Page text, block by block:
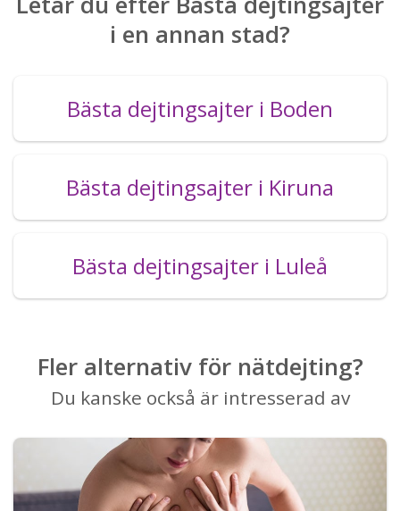
i en annan stad?
Bästa dejtingsajter i Boden
Bästa dejtingsajter i Kiruna
Bästa dejtingsajter i Luleå
Fler alternativ för nätdejting?
Du kanske också är intresserad av